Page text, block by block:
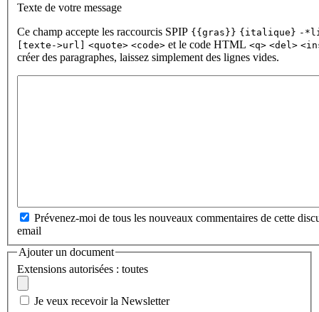
Texte de votre message
Ce champ accepte les raccourcis SPIP {{gras}} {italique} -
[texte->url]
<quote> <code> et le code HTML <q> <del>
créer des paragraphes, laissez simplement des lignes vides.
Prévenez-moi de tous les nouveaux commentaires de cette
email
Ajouter un document
Extensions autorisées : toutes
Je veux recevoir la Newsletter